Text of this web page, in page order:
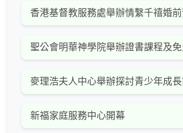
香港基督教服務處舉辦情繫千禧婚前
聖公會明華神學院舉辦證書課程及
麥理浩夫人中心舉辦探討青少年成
新福家庭服務中心開幕